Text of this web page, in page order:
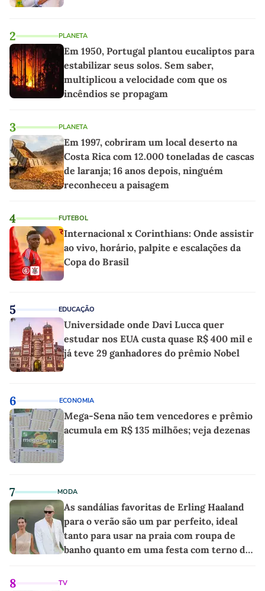
2 PLANETA
Em 1950, Portugal plantou eucaliptos para
estabilizar seus solos. Sem saber,
multiplicou a velocidade com que os
incêndios se propagam
3 PLANETA
Em 1997, cobriram um local deserto na
Costa Rica com 12.000 toneladas de cascas
de laranja; 16 anos depois, ninguém
reconheceu a paisagem
4 FUTEBOL
Internacional x Corinthians: Onde assistir
ao vivo, horário, palpite e escalações da
Copa do Brasil
5 EDUCAÇÃO
Universidade onde Davi Lucca quer
estudar nos EUA custa quase R$ 400 mil e
já teve 29 ganhadores do prêmio Nobel
6 ECONOMIA
Mega-Sena não tem vencedores e prêmio
acumula em R$ 135 milhões; veja dezenas
7 MODA
As sandálias favoritas de Erling Haaland
para o verão são um par perfeito, ideal
tanto para usar na praia com roupa de
banho quanto em uma festa com terno de
8 TV